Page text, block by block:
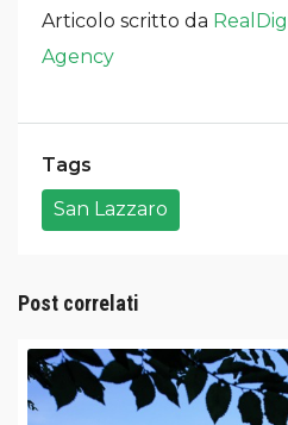
Articolo scritto da
Agency
Tags
San Lazzaro
Post correlati